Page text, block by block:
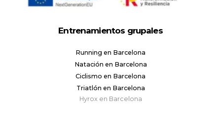
Entrenamientos grupales
Running en Barcelona
Natación en Barcelona
Ciclismo en Barcelona
Triatlón en Barcelona
Hyrox en Barcelona